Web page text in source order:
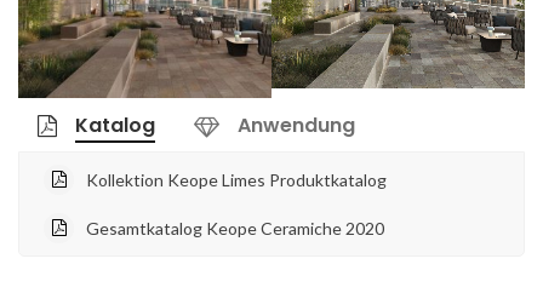
Katalog Anwendung
Kollektion Keope Limes Produktkatalog
Gesamtkatalog Keope Ceramiche 2020